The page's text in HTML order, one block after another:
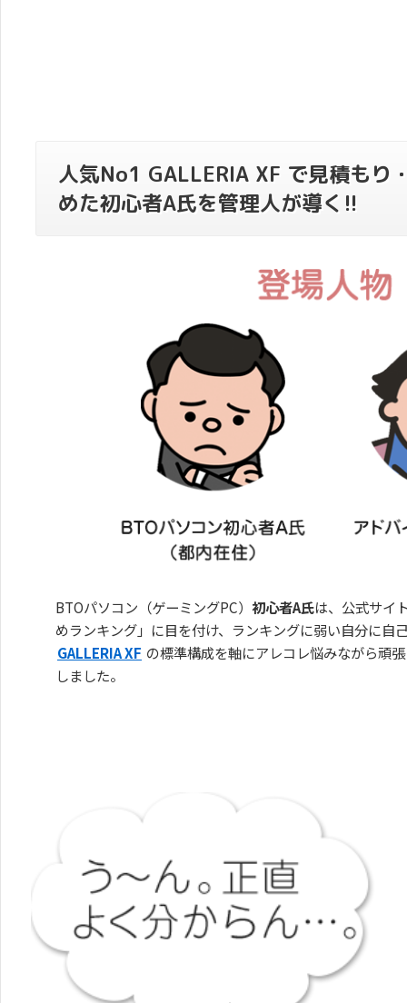
人気No1 GALLERIA XF で見積もり
めた初心者A氏を管理人が導く!!
BTOパソコン（ゲーミングPC） 初心者A氏は、公式サイ
めランキング」に目を付け、ランキングに弱い自分に自
GALLERIA XF の標準構成を軸にアレコレ悩みながら頑
しました。